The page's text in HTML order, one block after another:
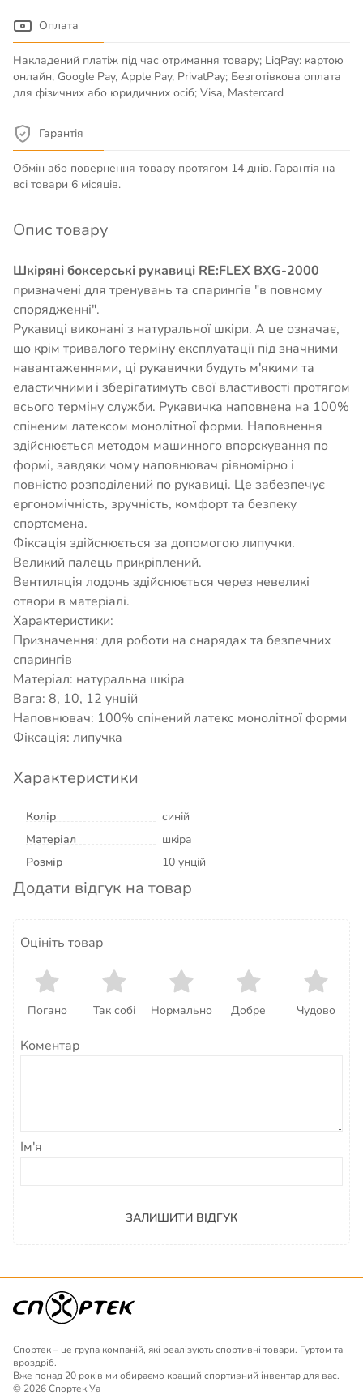
Оплата
Накладений платіж під час отримання товару; LiqPay: картою
онлайн, Google Pay, Apple Pay, PrivatPay; Безготівкова оплата
для фізичних або юридичних осіб; Visa, Mastercard
Гарантія
Обмін або повернення товару протягом 14 днів. Гарантія на
всі товари 6 місяців.
Опис товару
Шкіряні боксерські рукавиці RE:FLEX BXG-2000
призначені для тренувань та спарингів "в повному
спорядженні".
Рукавиці виконані з натуральної шкіри. А це означає,
що крім тривалого терміну експлуатації під значними
навантаженнями, ці рукавички будуть м'якими та
еластичними і зберігатимуть свої властивості протягом
всього терміну служби. Рукавичка наповнена на 100%
спіненим латексом монолітної форми. Наповнення
здійснюється методом машинного впорскування по
формі, завдяки чому наповнювач рівномірно і
повністю розподілений по рукавиці. Це забезпечує
ергономічність, зручність, комфорт та безпеку
спортсмена.
Фіксація здійснюється за допомогою липучки.
Великий палець прикріплений.
Вентиляція лодонь здійснюється через невеликі
отвори в матеріалі.
Характеристики:
Призначення: для роботи на снарядах та безпечних
спарингів
Матеріал: натуральна шкіра
Вага: 8, 10, 12 унцій
Наповнювач: 100% спінений латекс монолітної форми
Фіксація: липучка
Характеристики
Колір
синій
Матеріал
шкіра
Розмір
10 унцій
Додати відгук на товар
Оцініть товар
Погано Так собі Нормально Добре Чудово
Коментар
Ім'я
ЗАЛИШИТИ ВІДГУК
Спортек – це група компаній, які реалізують спортивні товари. Гуртом та
вроздріб.
Вже понад 20 років ми обираємо кращий спортивний інвентар для вас.
© 2026 Спортек.Уа